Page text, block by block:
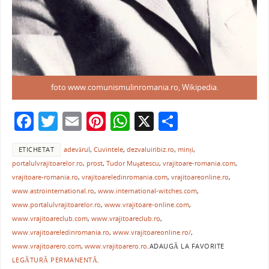
foto www.comunismulinromania.ro, Wikipedia.
F
a
c
e
b
o
o
k
T
w
itt
er
E
m
ai
l
Pi
nt
er
e
st
W
h
at
s
A
p
p
X P
ta
je
a
ză
ETICHETAT adevărul,Cuvintele,dezvaluiribiz.ro, minți,
portalulvrajitoarelor.ro, prost, Tudor Muşatescu, vrajitoare-romania.com,
vrajitoare-romania.ro, vrajitoareledinromania.com, vrajitoareonline.ro,
www.astrointernational.ro, www.international-witches.com,
www.portalulvrajitoarelor.ro, www.vrajitoare-online.com,
www.vrajitoareclub.com, www.vrajitoareclub.ro,
www.vrajitoareledinromania.ro, www.vrajitoareonline.ro/,
www.vrajitoarero.com, www.vrajitoarero.ro ADAUGĂ LA FAVORITE
LEGĂTURĂ PERMANENTĂ